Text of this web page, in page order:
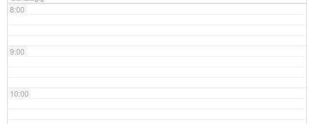
8:00
9:00
10:00